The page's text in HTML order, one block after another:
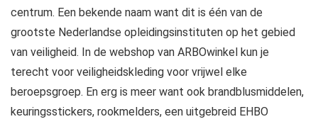
centrum. Een bekende naam want dit is één van de
grootste Nederlandse opleidingsinstituten op het gebied
van veiligheid. In de webshop van ARBOwinkel kun je
terecht voor veiligheidskleding voor vrijwel elke
beroepsgroep. En erg is meer want ook brandblusmiddelen,
keuringsstickers, rookmelders, een uitgebreid EHBO